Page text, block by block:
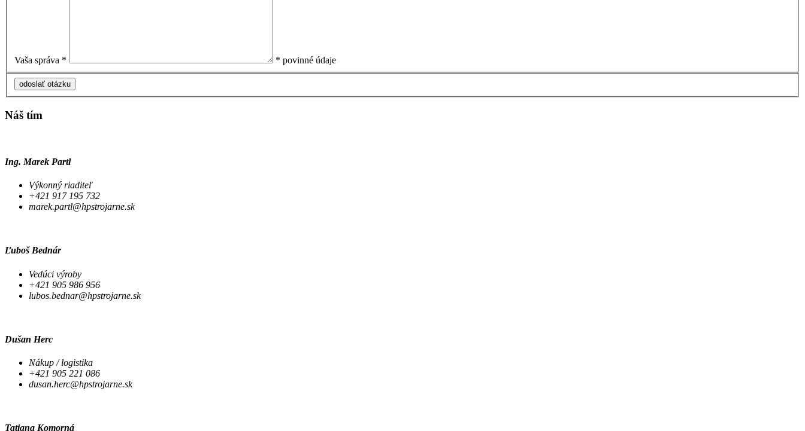
Vaša správa * * povinné údaje
Náš tím
Ing. Marek Partl
Výkonný riaditeľ
+421 917 195 732
marek.partl@hpstrojarne.sk
Ľuboš Bednár
Vedúci výroby
+421 905 986 956
lubos.bednar@hpstrojarne.sk
Dušan Herc
Nákup / logistika
+421 905 221 086
dusan.herc@hpstrojarne.sk
Tatiana Komorná